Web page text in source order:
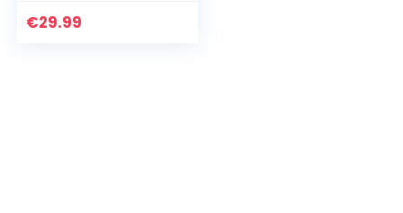
met 3-laagse
€29.99